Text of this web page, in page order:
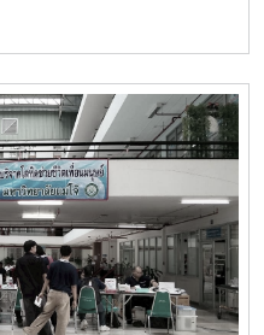
รยาย ชั้น 1 กองพัฒนานิสิต
เครือข่ายสมาคมอุดมศึกษา
ารอบรมครั้งนี้มุ่งเน้นการ
ในการดูแลนิสิตนักศึกษา
ขภาพจิต: เรียนรู้แนวโน้ม
ดกรองและประเมินสุขภาพจิต
ช่น DASS-21, PHQ-9 และ
น: อาทิ การฟังอย่างตั้งรับ
ใจ (Empathy) และการ